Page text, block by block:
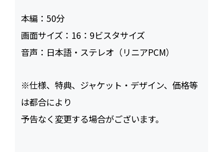
本編： 50
画面サイズ： 16：9ビスタサイズ
音声： 日本語・ステレオ（リニアPCM）
※仕様、特典、ジャケット・デザイン、価格等
は都合により
予告なく変更する場合がございます。